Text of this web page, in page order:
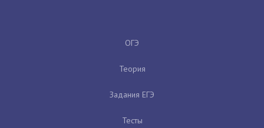
ОГЭ
Теория
Задания ЕГЭ
Тесты